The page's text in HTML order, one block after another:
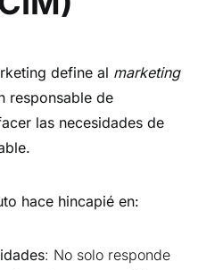
define al marketing
responsable de
las necesidades de
hace hincapié en:
: No solo responde